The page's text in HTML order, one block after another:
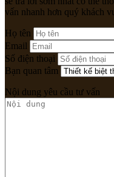
vấn nhanh hơn quý khách
Họ tên
Email
Số điện thoại
Bạn quan tâm
Nội dung yêu cầu tư vấn